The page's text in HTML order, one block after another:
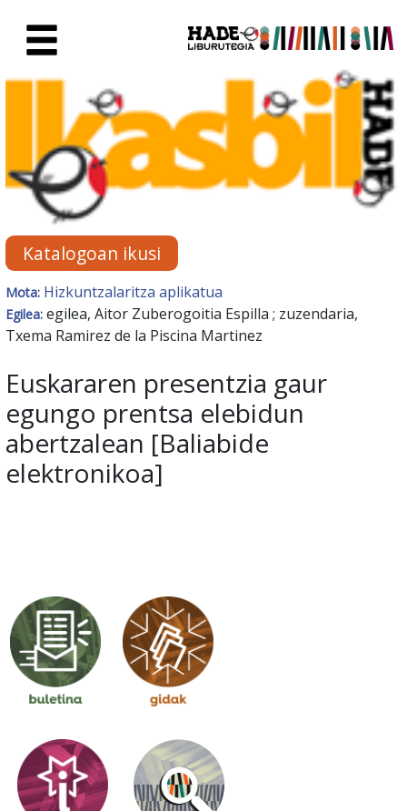
Eskuratu berriak Fitxa -
Katalogoan ikusi
Mota: Hizkuntzalaritza aplikatua
Egilea: egilea, Aitor Zuberogoitia Espilla ; zuzendaria,
Txema Ramirez de la Piscina Martinez
Euskararen presentzia gaur
egungo prentsa elebidun
abertzalean [Baliabide
elektronikoa]